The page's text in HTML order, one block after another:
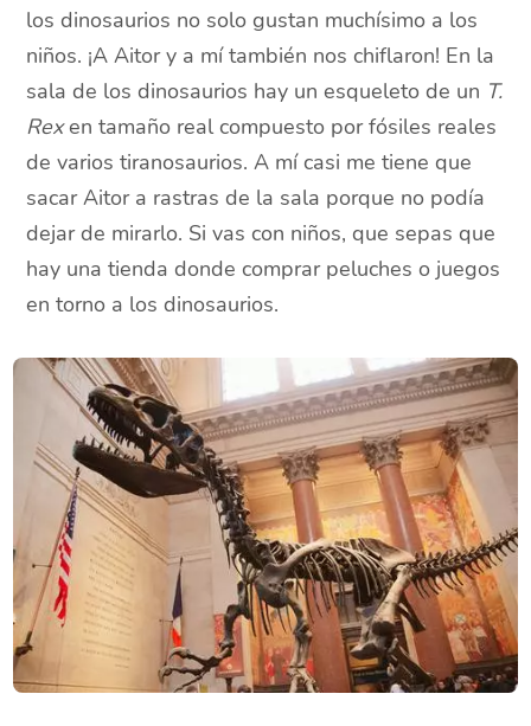
los dinosaurios no solo gustan muchísimo a los
niños. ¡A Aitor y a mí también nos chiflaron! En la
sala de los dinosaurios hay un esqueleto de un T.
Rexen tamaño real compuesto por fósiles reales
de varios tiranosaurios. A mí casi me tiene que
sacar Aitor a rastras de la sala porque no podía
dejar de mirarlo. Si vas con niños, que sepas que
hay una tienda donde comprar peluches o juegos
en torno a los dinosaurios.